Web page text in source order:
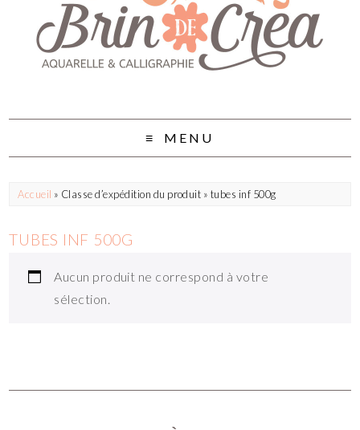
MENU
Accueil » Classe d’expédition du produit » tubes inf 500g
TUBES INF 500G
Aucun produit ne correspond à votre
sélection.